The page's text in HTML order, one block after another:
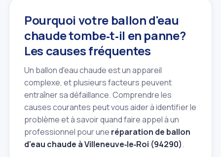
Pourquoi votre ballon d'eau
chaude tombe‑t‑il en panne?
Les causes fréquentes
Un ballon d'eau chaude est un appareil
complexe, et plusieurs facteurs peuvent
entraîner sa défaillance. Comprendre les
causes courantes peut vous aider à identifier le
problème et à savoir quand faire appel à un
professionnel pour une réparation de ballon
d'eau chaude à Villeneuve‑le‑Roi (94290).